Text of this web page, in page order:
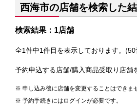
西海市の店舗を検索した
検索結果：1店舗
全1件中1件目を表示しております。(50
予約申込する店舗/購入商品受取り店舗
申し込み後に店舗を変更することはできま
予約手続きにはログインが必要です。